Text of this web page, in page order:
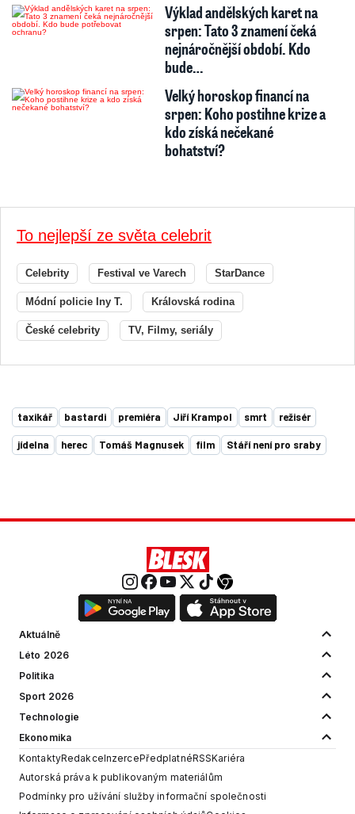
Výklad andělských karet na
srpen: Tato 3 znamení čeká
nejnáročnější období. Kdo
bude…
Velký horoskop financí na
srpen: Koho postihne krize a
kdo získá nečekané
bohatství?
To nejlepší ze světa celebrit
Celebrity Festival ve Varech StarDance
Módní policie Iny T. Královská rodina
České celebrity TV, Filmy, seriály
taxikář bastardi premiéra Jiří Krampol smrt režisér
jídelna herec Tomáš Magnusek film Stáří není pro sraby
Aktuálně
Léto 2026
Politika
Sport 2026
Technologie
Ekonomika
KontaktyRedakceInzercePředplatnéRSSKariéra
Autorská práva k publikovaným materiálům
Podmínky pro užívání služby informační společnosti